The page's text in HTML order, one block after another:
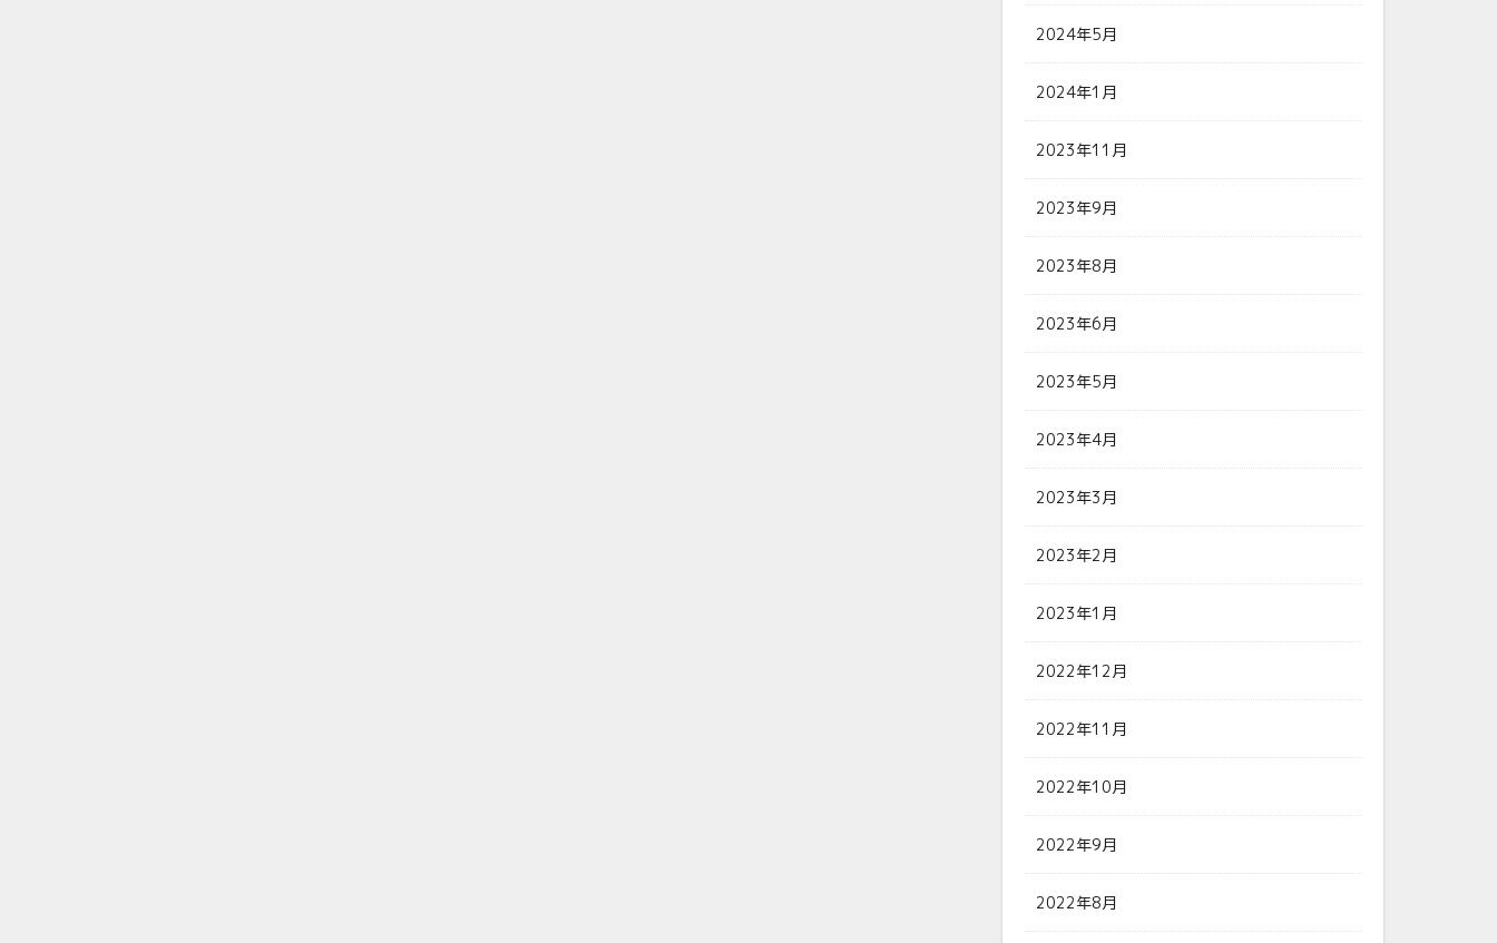
2024年5月
2024年1月
2023年11月
2023年9月
2023年8月
2023年6月
2023年5月
2023年4月
2023年3月
2023年2月
2023年1月
2022年12月
2022年11月
2022年10月
2022年9月
2022年8月